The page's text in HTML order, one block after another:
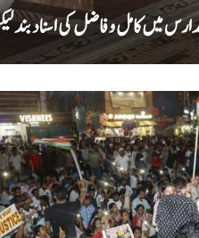
میں کامل و فاضل کی اسناد بند